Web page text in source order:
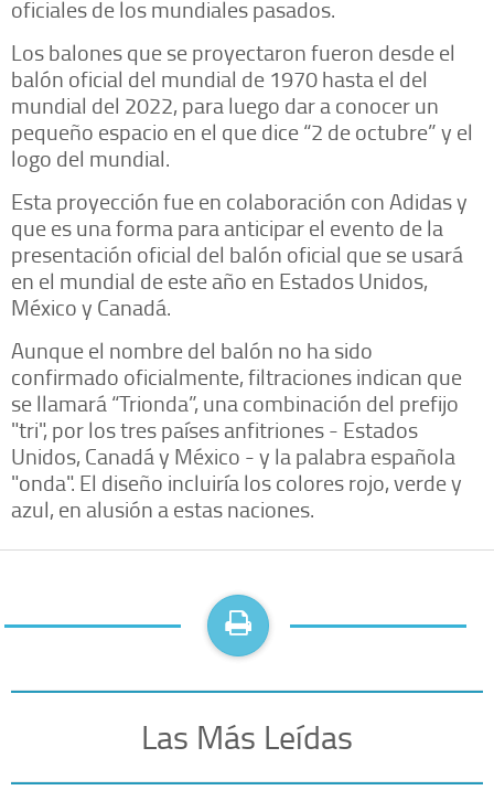
oficiales de los mundiales pasados.
Los balones que se proyectaron fueron desde el
balón oficial del mundial de 1970 hasta el del
mundial del 2022, para luego dar a conocer un
pequeño espacio en el que dice “2 de octubre” y el
logo del mundial.
Esta proyección fue en colaboración con Adidas y
que es una forma para anticipar el evento de la
presentación oficial del balón oficial que se usará
en el mundial de este año en Estados Unidos,
México y Canadá.
Aunque el nombre del balón no ha sido
confirmado oficialmente, filtraciones indican que
se llamará “Trionda”, una combinación del prefijo
"tri", por los tres países anfitriones - Estados
Unidos, Canadá y México - y la palabra española
"onda". El diseño incluiría los colores rojo, verde y
azul, en alusión a estas naciones.
Las Más Leídas